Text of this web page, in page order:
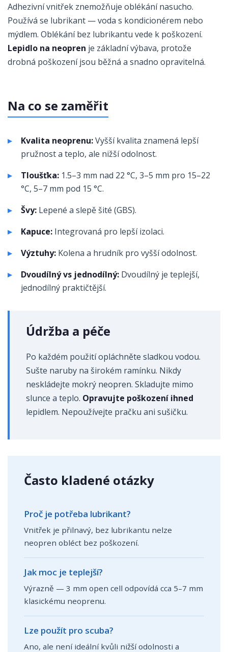
Adhezivní vnitřek znemožňuje oblékání nasucho.
Používá se lubrikant — voda s kondicionérem nebo
mýdlem. Oblékání bez lubrikantu vede k poškození.
Lepidlo na neopren je základní výbava, protože
drobná poškození jsou běžná a snadno opravitelná.
Na co se zaměřit
Kvalita neoprenu:Vyšší kvalita znamená lepší
pružnost a teplo, ale nižší odolnost.
Tloušťka:1.5–3 mm nad 22 °C, 3–5 mm pro 15–22
°C, 5–7 mm pod 15 °C.
Švy:Lepené a slepě šité (GBS).
Kapuce:Integrovaná pro lepší izolaci.
Výztuhy:Kolena a hrudník pro vyšší odolnost.
Dvoudílný vs jednodílný:Dvoudílný je teplejší,
jednodílný praktičtější.
Údržba a péče
Po každém použití opláchněte sladkou vodou.
Sušte naruby na širokém ramínku. Nikdy
neskládejte mokrý neopren. Skladujte mimo
slunce a teplo. Opravujte poškození ihned
lepidlem. Nepoužívejte pračku ani sušičku.
Často kladené otázky
Proč je potřeba lubrikant?
Vnitřek je přilnavý, bez lubrikantu nelze
neopren obléct bez poškození.
Jak moc je teplejší?
Výrazně — 3 mm open cell odpovídá cca 5–7 mm
klasickému neoprenu.
Lze použít pro scuba?
Ano, ale není ideální kvůli nižší odolnosti a